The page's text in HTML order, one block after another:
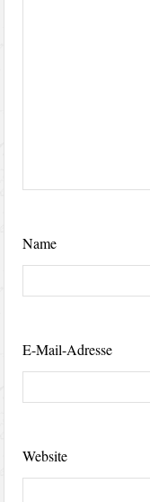
Name
E-Mail-Adresse
Website